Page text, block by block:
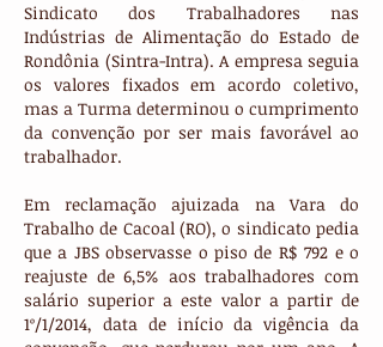
Sindicato dos Trabalhadores nas
Indústrias de Alimentação do Estado de
Rondônia (Sintra-Intra). A empresa seguia
os valores fixados em acordo coletivo,
mas a Turma determinou o cumprimento
da convenção por ser mais favorável ao
trabalhador.
Em reclamação ajuizada na Vara do
Trabalho de Cacoal (RO), o sindicato pedia
que a JBS observasse o piso de R$ 792 e o
reajuste de 6,5% aos trabalhadores com
salário superior a este valor a partir de
1º/1/2014, data de início da vigência da